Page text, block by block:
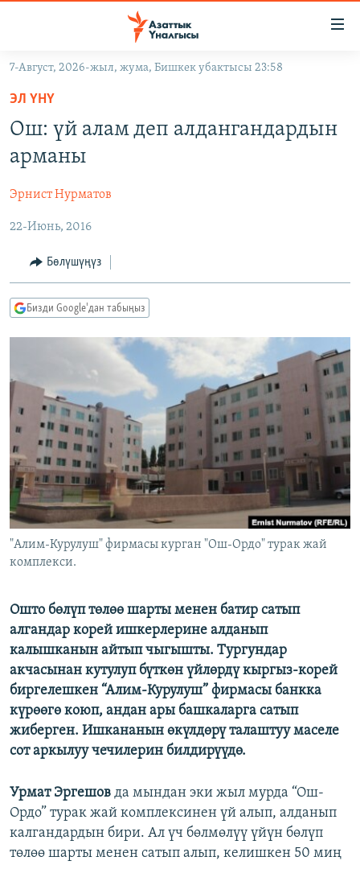
Навигацияга
өтүңүз
Издөөгө
салыңызКЫРГЫЗСТАН
ЭКОНОМИКА
МАДАНИЯТ
ДҮЙНӨ
БОРБОР АЗИЯ
УКРАИНА
АТАЙЫН ИЛИКТӨӨ
ТВ ПРОГРАММАЛАР
БҮГҮН АЗАТТЫКТА
БИЗ ЖАНА ДҮЙНӨ
ЭЖЕ-СИҢДИЛЕР
АЗАТТЫК+
ЫҢГАЙСЫЗ СУРООЛОР
ПОДКАСТ
ӨЗГӨЧӨ ПИКИР
ОНЛАЙН ШЕРИНЕ
ЭЕ/АРнун бардык сайттары
7-Август, 2026-жыл, жума, Бишкек убактысы 23:58
ЭЛ ҮНҮ
Ош: үй алам деп алдангандардын
арманы
Эрнист Нурматов
22-Июнь, 2016
Бөлүшүңүз
Бизди Google'дан табыңыз
"Алим-Курулуш" фирмасы курган "Ош-Ордо" турак жай
комплекси.
​Ошто бөлүп төлөө шарты менен батир сатып
алгандар корей ишкерлерине алданып
калышканын айтып чыгышты. Тургундар
акчасынан кутулуп бүткөн үйлөрдү кыргыз-корей
биргелешкен “Алим-Курулуш” фирмасы банкка
күрөөгө коюп, андан ары башкаларга сатып
жиберген. Ишкананын өкүлдөрү талаштуу маселе
сот аркылуу чечилерин билдирүүдө.
Урмат Эргешов да мындан эки жыл мурда “Ош-
Ордо” турак жай комплексинен үй алып, алданып
калгандардын бири. Ал үч бөлмөлүү үйүн бөлүп
төлөө шарты менен сатып алып, келишкен 50 миң